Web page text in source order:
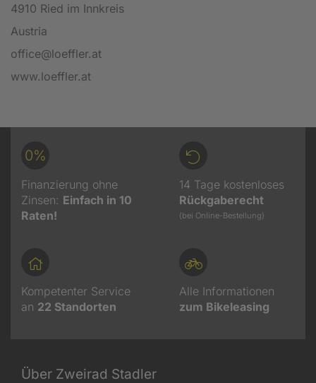
4910 Ried im Innkreis
Austria
office@loeffler.at
www.loeffler.at
0%
Finanzierung ohne
Zinsen: Einfach in 10
Raten!
14 Tage kostenloses
Rückgaberecht
(bei Online-Bestellung)
Kompetenter Service
an 22 Standorten
Alle Informationen
zum Bikeleasing
Über Zweirad Stadler